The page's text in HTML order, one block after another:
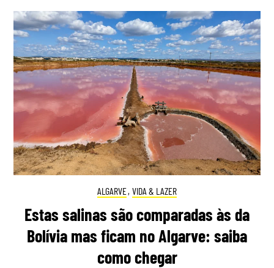
ALGARVE, VIDA & LAZER
Estas salinas são comparadas às da
Bolívia mas ficam no Algarve: saiba
como chegar